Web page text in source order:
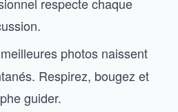
photos naissent
Respirez, bougez et
guider.